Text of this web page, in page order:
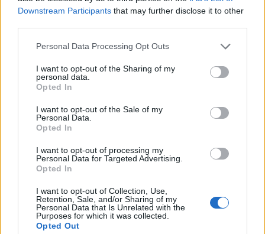
Downstream Participants that may further disclose it to other
Personal Data Processing Opt Outs
I want to opt-out of the Sharing of my
personal data.
Opted In
I want to opt-out of the Sale of my
Personal Data.
Opted In
I want to opt-out of processing my
Personal Data for Targeted Advertising.
Opted In
I want to opt-out of Collection, Use,
Retention, Sale, and/or Sharing of my
Personal Data that Is Unrelated with the
Purposes for which it was collected.
Opted Out
*Pe sociologul de casă al PSD l-au lăsat nervii:
„Să moară cretinii ăștia care mă critică!
Dobitocii!”
Înjurătura spurcată a unui consilier județean
PSD la adresa unui român din Diaspora
114, bombele puse de PSD-ALDE la temelia
economiei. Avertizarea Comisiei Europene
Cifrele iadului: PSD și ALDE au scos din
pușcării 2.119 criminali, 795 de violatori, 105